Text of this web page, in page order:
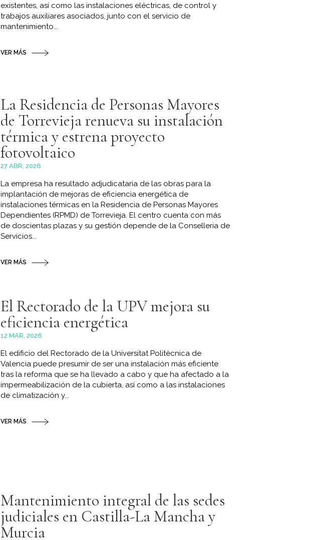
existentes, así como las instalaciones eléctricas, de control y
trabajos auxiliares asociados, junto con el servicio de
mantenimiento...
VER MÁS
La Residencia de Personas Mayores
de Torrevieja renueva su instalación
térmica y estrena proyecto
fotovoltaico
27 ABR, 2026
La empresa ha resultado adjudicataria de las obras para la
implantación de mejoras de eficiencia energética de
instalaciones térmicas en la Residencia de Personas Mayores
Dependientes (RPMD) de Torrevieja. El centro cuenta con más
de doscientas plazas y su gestión depende de la Conselleria de
Servicios...
VER MÁS
El Rectorado de la UPV mejora su
eficiencia energética
12 MAR, 2026
El edificio del Rectorado de la Universitat Politècnica de
Valencia puede presumir de ser una instalación más eficiente
tras la reforma que se ha llevado a cabo y que ha afectado a la
impermeabilización de la cubierta, así como a las instalaciones
de climatización y...
VER MÁS
Mantenimiento integral de las sedes
judiciales en Castilla-La Mancha y
Murcia